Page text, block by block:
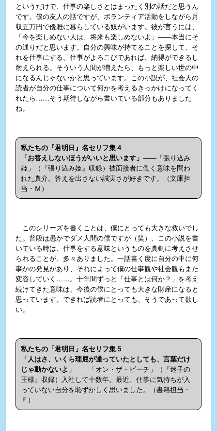
というだけで、仕事の楽しさとはまったく別の話だと思うん
です。僕の友人の話ですが、ボランティア活動をしながら月
収五万円で優雅に暮らしている奴がいます。彼が言うには、
「今を楽しめない人は、将来も楽しめないよ」――本当にそ
の通りだと思います。自分の興味が持てることを探して、そ
れを仕事にする。仕事がよろこびであれば、納得ができるし
耐えられる。そういう人間が増えたら、もっと楽しい世の中
になるんじゃないかと思っています。この小説が、社会人の
読者が自分の仕事について何かを考えるきっかけになってく
れたら……そう期待しながら書いている部分もありました
ね。
私たちの『君明日』名セリフ集４
「お答えしないほうがいいと思います」 ――「張り込み
姫」（『張り込み姫』収録）被面接者に働く意味を問わ
れた真介。答えを出さない誠実さが好きです。（文庫担
当・Ｍ）
このシリーズを書くことは、僕にとっても大きな救いでし
た。普段は愚かでダメ人間の僕ですが（笑）、この小説を書
いている時は、仕事をする意味というものを真剣に考えさせ
られることが、多々ありました。一話書く度に自分の中に何
事かの発見があり、それによって僕の仕事観や社会観もまた
変容していく……。十年間ずっと「仕事とは何か？」を考え
続けてきた意味は、今後の僕にとっても大きな財産になると
思っています。できれば読者にとっても、そうであって欲し
い。
私たちの「君明日」名セリフ集５
「人はさ、いくら理屈が通っていたとしても、言葉だけ
じゃ動かないよ」 ――「オン・ザ・ビーチ」（『迷子の
王様』収録）入社して十数年。最近、仕事に気持ちが入
っていない自分を恥ずかしく思いました。（書籍担当・
Ｆ）